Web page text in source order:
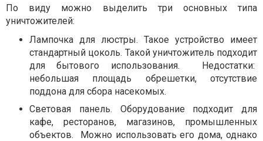
По виду можно выделить три основных типа
уничтожителей:
Лампочка для люстры. Такое устройство имеет
стандартный цоколь. Такой уничтожитель подходит
для бытового использования.
Недостатки:
небольшая площадь обрешетки, отсутствие
поддона для сбора насекомых.
Световая панель. Оборудование подходит для
кафе, ресторанов, магазинов, промышленных
объектов.
Можно использовать его дома, однако